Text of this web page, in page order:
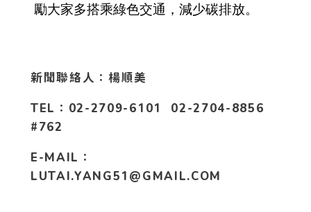
勵大家多搭乘綠色交通，減少碳排放。
新聞聯絡人：楊順美
TEL：02-2709-6101 02-2704-8856
#762
E-MAIL：
LUTAI.YANG51@GMAIL.COM